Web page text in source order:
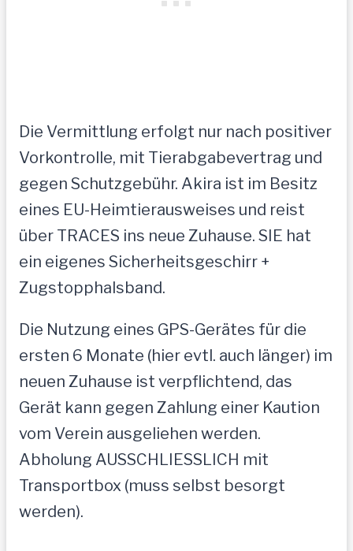
Die Vermittlung erfolgt nur nach positiver
Vorkontrolle, mit Tierabgabevertrag und
gegen Schutzgebühr. Akira ist im Besitz
eines EU-Heimtierausweises und reist
über TRACES ins neue Zuhause. SIE hat
ein eigenes Sicherheitsgeschirr +
Zugstopphalsband.
Die Nutzung eines GPS-Gerätes für die
ersten 6 Monate (hier evtl. auch länger) im
neuen Zuhause ist verpflichtend, das
Gerät kann gegen Zahlung einer Kaution
vom Verein ausgeliehen werden.
Abholung AUSSCHLIESSLICH mit
Transportbox (muss selbst besorgt
werden).